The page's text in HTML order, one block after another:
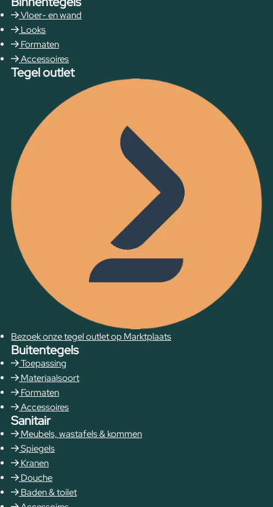
Vloer- en wand
Looks
Formaten
Accessoires
Tegel outlet
Bezoek onze tegel outlet op Marktplaats
Buitentegels
Toepassing
Materiaalsoort
Formaten
Accessoires
Sanitair
Meubels, wastafels & kommen
Spiegels
Kranen
Douche
Baden & toilet